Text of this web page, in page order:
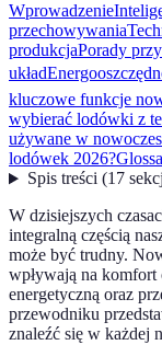
Wprowadzenie
przechowywania
produkcjaPorady
układ
kluczowe funkcje
wybierać lodówki z
używane w
lodówek 2026?
Spis treści(17
W dzisiejszych
integralną częścią
może być trudny.
wpływają na
energetyczną oraz
przewodniku
znaleźć się w każdej